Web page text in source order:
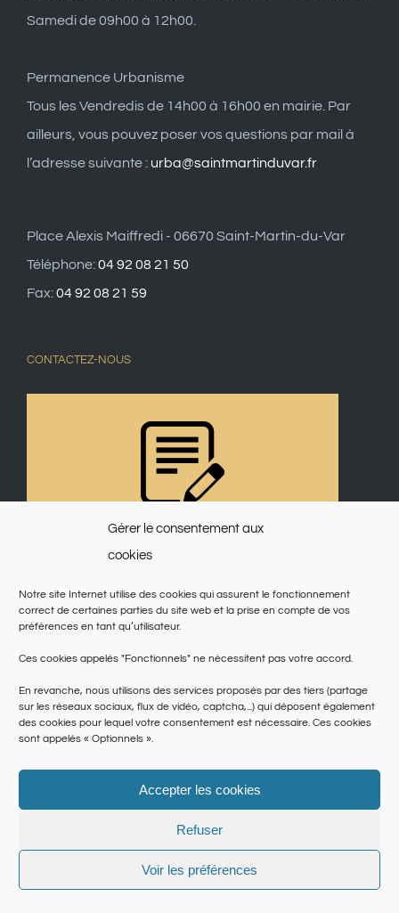
Gérer le consentement aux
cookies
Notre site Internet utilise des cookies qui assurent le fonctionnement
correct de certaines parties du site web et la prise en compte de vos
préférences en tant qu’utilisateur.
Ces cookies appelés "Fonctionnels" ne nécessitent pas votre accord.
En revanche, nous utilisons des services proposés par des tiers (partage
sur les réseaux sociaux, flux de vidéo, captcha,...) qui déposent également
des cookies pour lequel votre consentement est nécessaire. Ces cookies
sont appelés « Optionnels ».
Accepter les cookies
Refuser
Voir les préférences
Samedi de 09h00 à 12h00.
Permanence Urbanisme
Tous les Vendredis de 14h00 à 16h00 en mairie. Par
ailleurs, vous pouvez poser vos questions par mail à
l’adresse suivante : urba@saintmartinduvar.fr
Place Alexis Maiffredi - 06670 Saint-Martin-du-Var
Téléphone:04 92 08 21 50
Fax:04 92 08 21 59
CONTACTEZ-NOUS
Conditions générales
FacebookTwitter